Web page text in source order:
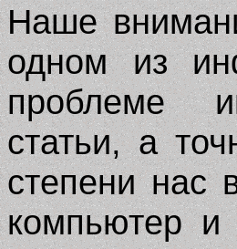
Наше
одном из
проблеме
статьи, а
степени нас
компьютер